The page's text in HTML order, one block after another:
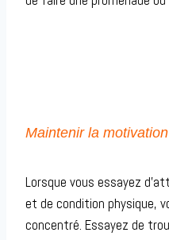
Maintenir la motivation
Lorsque vous essayez
et de condition physique,
concentré. Essayez de